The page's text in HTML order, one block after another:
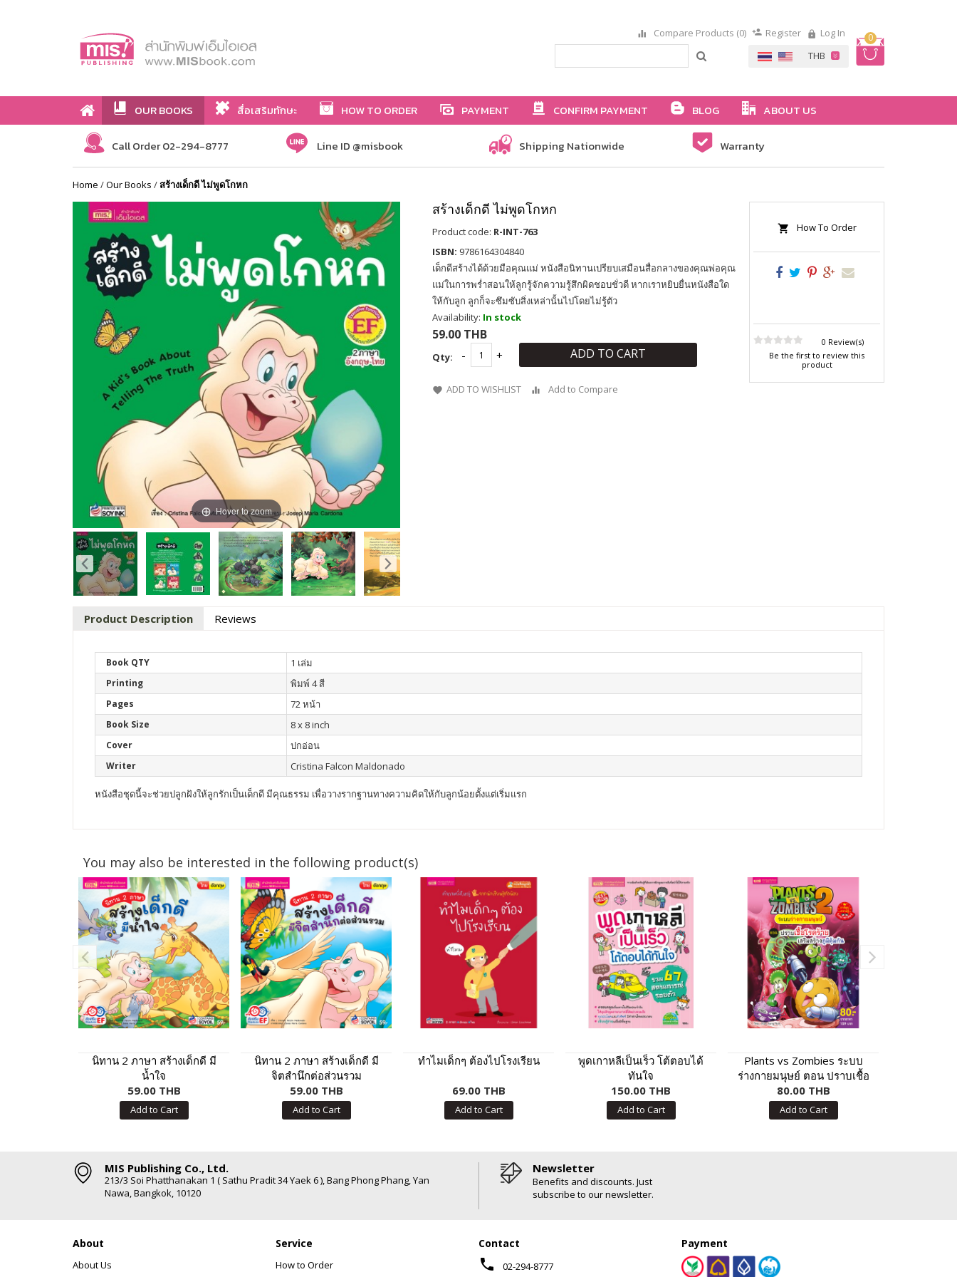
0
Compare Products (0) Register Log In
OUR BOOKS สื่อเสริมทักษะ HOW TO ORDER PAYMENT CONFIRM PAYMENT BLOG ABOUT US
Call Order 02-294-8777 Line ID @misbook Shipping Nationwide Warranty
Home /Our Books /สร้างเด็กดี ไม่พูดโกหก
Hover to zoom
สร้างเด็กดี ไม่พูดโกหก
Product code: R-INT-763
ISBN: 9786164304840
เด็กดีสร้างได้ด้วยมือคุณแม่ หนังสือนิทานเปรียบเสมือนสื่อกลางของคุณพ่อคุณ
แม่ในการพร่ำสอนให้ลูกรู้จักความรู้สึกผิดชอบชั่วดี หากเราหยิบยื่นหนังสือใด
ให้กับลูก ลูกก็จะซึมซับสิ่งเหล่านั้นไปโดยไม่รู้ตัว
Availability: In stock
59.00 THB
Qty: ADD TO CART
ADD TO WISHLIST Add to Compare
How To Order
0 Review(s)
Be the first to review this
product
Product Description Reviews
Book QTY 1 เล่ม
Printing พิมพ์ 4 สี
Pages 72 หน้า
Book Size 8 x 8 inch
Cover ปกอ่อน
Writer Cristina Falcon Maldonado
หนังสือชุดนี้จะช่วยปลูกฝังให้ลูกรักเป็นเด็กดี มีคุณธรรม เพื่อวางรากฐานทางความคิดให้กับลูกน้อยตั้งแต่เริ่มแรก
You may also be interested in the following product(s)
นิทาน 2 ภาษา สร้างเด็กดี มี
น้ำใจ
59.00 THB
Add to Cart
นิทาน 2 ภาษา สร้างเด็กดี มี
จิตสำนึกต่อส่วนรวม
59.00 THB
Add to Cart
ทำไมเด็กๆ ต้องไปโรงเรียน
69.00 THB
Add to Cart
พูดเกาหลีเป็นเร็ว โต้ตอบได้
ทันใจ
150.00 THB
Add to Cart
Plants vs Zombies ระบบ
ร่างกายมนุษย์ ตอน ปราบเชื้อ
โรคร้าย เสริมสร้างภูมิคุ้มกัน
80.00 THB
Add to Cart
MIS Publishing Co., Ltd.
213/3 Soi Phatthanakan 1 ( Sathu Pradit 34 Yaek 6 ), Bang Phong Phang, Yan
Nawa, Bangkok, 10120
Newsletter
Benefits and discounts. Just
subscribe to our newsletter.
About
About Us
Service
How to Order
Contact
phone 02-294-8777
Payment